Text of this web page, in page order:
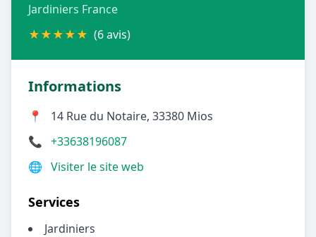
Jardiniers France
★★★★★ (6 avis)
Informations
📍
14 Rue du Notaire, 33380 Mios
📞 +33638196087
🌐 Visiter le site web
Services
Jardiniers